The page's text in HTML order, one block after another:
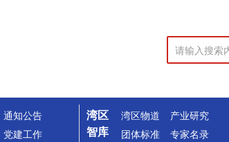
通知公告
党建工作
湾区
智库
湾区物道
产业研究
团体标准
专家名录